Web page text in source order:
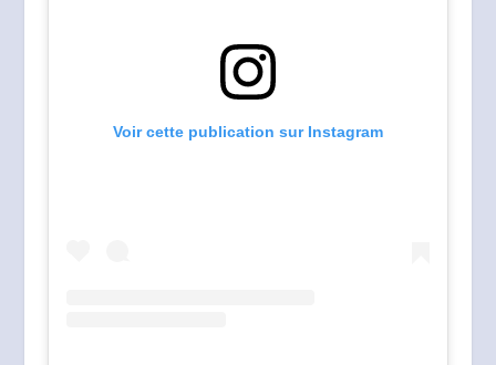
Voir cette publication sur Instagram